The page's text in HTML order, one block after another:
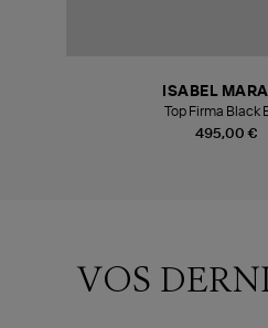
495,00 €
ISABEL
Top Firma Black
VOS